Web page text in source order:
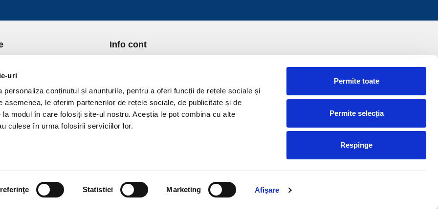
uri
personaliza conținutul și anunțurile, pentru a oferi funcții de rețele sociale și
asemenea, le oferim partenerilor de rețele sociale, de publicitate și de
modul în care folosiți site-ul nostru. Aceștia le pot combina cu alte
culese în urma folosirii serviciilor lor.
Statistici Marketing Afişare
Permite toate
Permite selecția
Respinge
si Plata
de Returnare
de confidentialitate
Cookies
si conditii
Info cont
Lista Favorite
GDPR - Protectia datelor
Contact